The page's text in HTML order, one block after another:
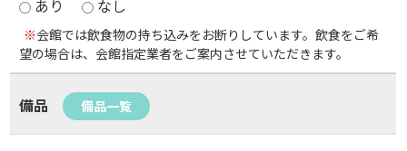
あり
なし
※会館では飲食物の持ち込みをお断りしています。飲食をご希
望の場合は、会館指定業者をご案内させていただきます。
備品 備品一覧